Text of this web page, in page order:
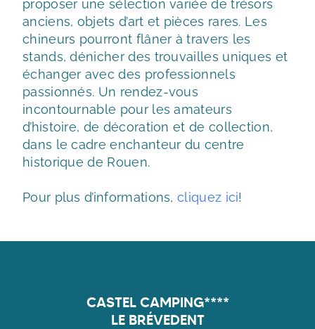
proposer une sélection variée de trésors
anciens, objets d’art et pièces rares. Les
chineurs pourront flâner à travers les
stands, dénicher des trouvailles uniques et
échanger avec des professionnels
passionnés. Un rendez-vous
incontournable pour les amateurs
d’histoire, de décoration et de collection,
dans le cadre enchanteur du centre
historique de Rouen.
Pour plus d’informations,cliquez ici!
CASTEL CAMPING****
LE BRÉVEDENT